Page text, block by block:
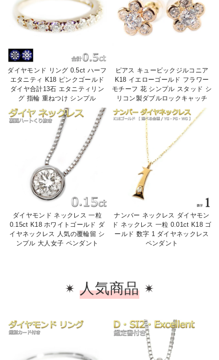
ダイヤモンド リング 0.5ct ハーフ
エタニティ K18 ピンクゴールド
ダイヤ合計13石 エタニティリン
グ 指輪 重ねつけ シンプル
ピアス キュービックジルコニア
K18 イエローゴールド フラワー
モチーフ 花 シンプル スタッド シ
リコン製ダブルロックキャッチ
ダイヤモンド ネックレス 一粒
0.15ct K18 ホワイトゴールド ダ
イヤネックレス 人気の覆輪留 シ
ンプル 大人女子 ペンダント
ナンバー ネックレス ダイヤモン
ド ネックレス 一粒 0.01ct K18 ゴ
ールド 数字 1 ダイヤネックレス
ペンダント
人気商品